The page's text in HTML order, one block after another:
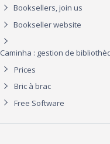
Booksellers, join us
Bookseller website
Caminha : gestion de
Prices
Bric à brac
Free Software